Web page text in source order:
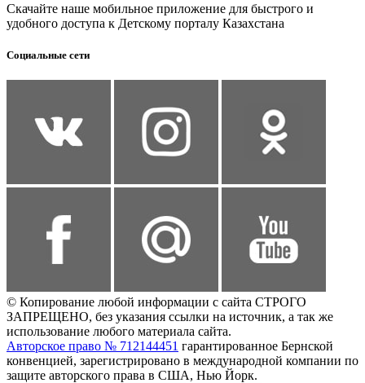
Скачайте наше мобильное приложение для быстрого и
удобного доступа к Детскому порталу Казахстана
Социальные сети
© Копирование любой информации с сайта СТРОГО
ЗАПРЕЩЕНО, без указания ссылки на источник, а так же
использование любого материала сайта.
Авторское право № 712144451 гарантированное Бернской
конвенцией, зарегистрировано в международной компании по
защите авторского права в США, Нью Йорк.